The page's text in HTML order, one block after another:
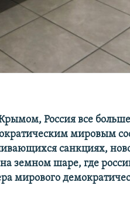
Россия все
мировым
санкциях,
земном шаре, где
мирового